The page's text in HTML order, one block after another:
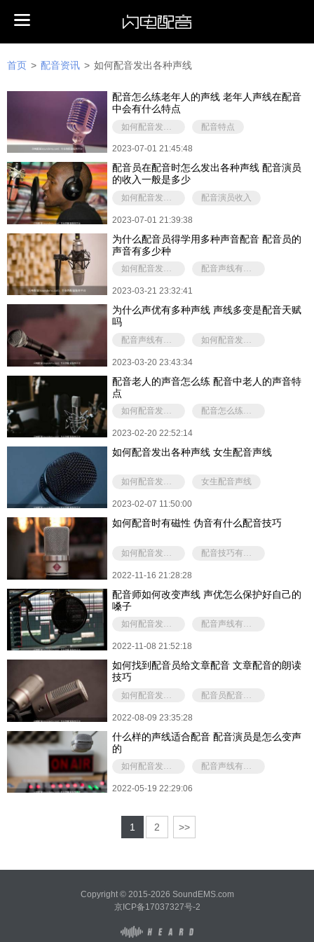
首页 > 配音资讯 > 如何配音发出各种声线
配音怎么练老年人的声线 老年人声线在配音
中会有什么特点
配音特点
2023-07-01 21:45:48
配音员在配音时怎么发出各种声线 配音演员
的收入一般是多少
如何配音发出各种声线 配音演员收入
2023-07-01 21:39:38
为什么配音员得学用多种声音配音 配音员的
声音有多少种
如何配音发出各种声线 配音声线有几种类型
2023-03-21 23:32:41
为什么声优有多种声线 声线多变是配音天赋
吗
2023-03-20 23:43:34
配音老人的声音怎么练 配音中老人的声音特
点
如何配音发出各种声线 配音怎么练老人的声音
2023-02-20 22:52:14
如何配音发出各种声线 女生配音声线
如何配音发出各种声线 女生配音声线
2023-02-07 11:50:00
如何配音时有磁性 伪音有什么配音技巧
如何配音发出各种声线 配音技巧有哪些
2022-11-16 21:28:28
配音师如何改变声线 声优怎么保护好自己的
嗓子
如何配音发出各种声线 配音声线有几种类型
2022-11-08 21:52:18
如何找到配音员给文章配音 文章配音的朗读
技巧
配音员配音的收费标准
2022-08-09 23:35:28
什么样的声线适合配音 配音演员是怎么变声
的
如何配音发出各种声线 配音声线有几种类型
2022-05-19 22:29:06
1 2 >>
Copyright © 2015-2026 SoundEMS.com
京ICP备17037327号-2